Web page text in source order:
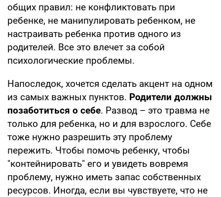
общих правил: не конфликтовать при
ребенке, не манипулировать ребенком, не
настраивать ребенка против одного из
родителей. Все это влечет за собой
психологические проблемы.
Напоследок, хочется сделать акцент на одном
из самых важных пунктов. Родители должны
позаботиться о себе. Развод – это травма не
только для ребенка, но и для взрослого. Себе
тоже нужно разрешить эту проблему
пережить. Чтобы помочь ребенку, чтобы
"контейнировать" его и увидеть вовремя
проблему, нужно иметь запас собственных
ресурсов. Иногда, если вы чувствуете, что не